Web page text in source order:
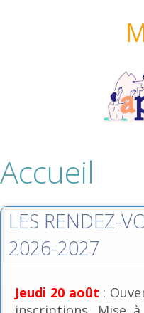
Accueil
LES RENDEZ-
2026-2027
Jeudi 20 août :